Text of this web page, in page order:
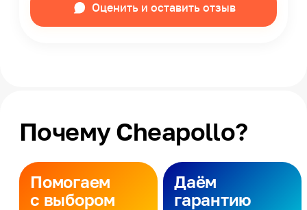
Оценить и оставить отзыв
Почему Cheapollo?
Помогаем
с выбором
Даём
гарантию